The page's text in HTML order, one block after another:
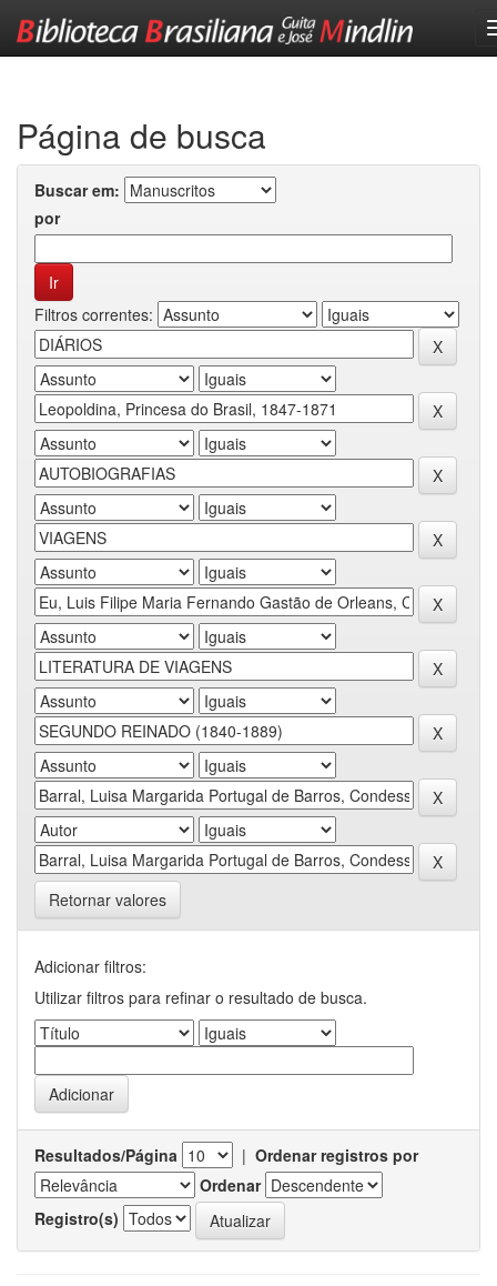
Página de busca
Buscar em:
por
Filtros correntes:
Retornar valores
Adicionar filtros:
Utilizar filtros para refinar o resultado de busca.
Resultados/Página | Ordenar registros por
Ordenar
Registro(s)